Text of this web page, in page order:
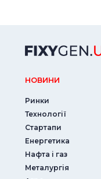
НОВИНИ
Ринки
Технології
Стартапи
Енергетика
Нафта і газ
Металургія